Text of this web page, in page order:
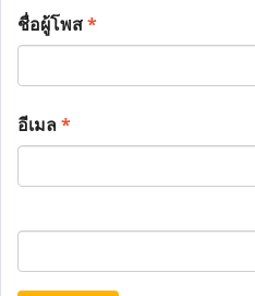
ชื่อผู้โพส*
อีเมล*